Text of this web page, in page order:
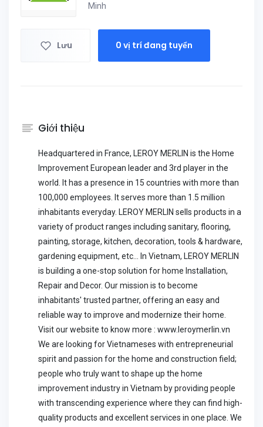
Minh
Lưu 0 vị trí đang tuyển
Giới thiệu
Headquartered in France, LEROY MERLIN is the Home
Improvement European leader and 3rd player in the
world. It has a presence in 15 countries with more than
100,000 employees. It serves more than 1.5 million
inhabitants everyday. LEROY MERLIN sells products in a
variety of product ranges including sanitary, flooring,
painting, storage, kitchen, decoration, tools & hardware,
gardening equipment, etc... In Vietnam, LEROY MERLIN
is building a one-stop solution for home Installation,
Repair and Decor. Our mission is to become
inhabitants' trusted partner, offering an easy and
reliable way to improve and modernize their home.
Visit our website to know more : www.leroymerlin.vn
We are looking for Vietnameses with entrepreneurial
spirit and passion for the home and construction field;
people who truly want to shape up the home
improvement industry in Vietnam by providing people
with transcending experience where they can find high-
quality products and excellent services in one place. We